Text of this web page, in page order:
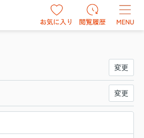
変更
変更